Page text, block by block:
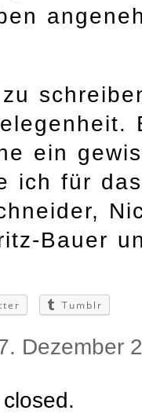
ein
ich für
Bauer
Tumblr
Dezember